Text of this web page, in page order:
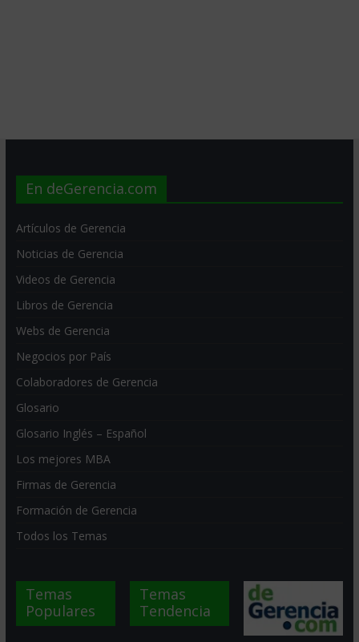
En deGerencia.com
Artículos de Gerencia
Noticias de Gerencia
Videos de Gerencia
Libros de Gerencia
Webs de Gerencia
Negocios por País
Colaboradores de Gerencia
Glosario
Glosario Inglés – Español
Los mejores MBA
Firmas de Gerencia
Formación de Gerencia
Todos los Temas
Temas
Populares
Temas
Tendencia